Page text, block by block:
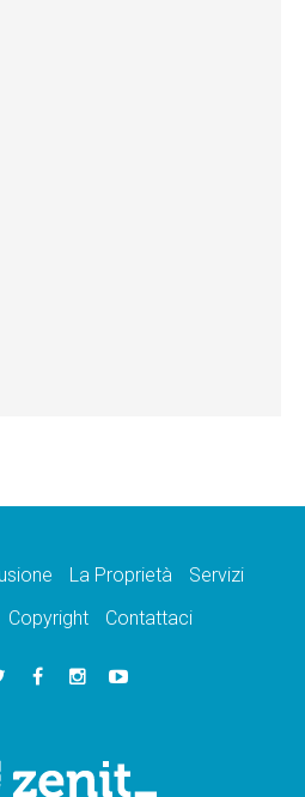
La Proprietà
Servizi
Copyright Contattaci